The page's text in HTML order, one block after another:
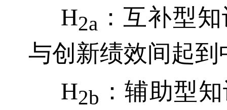
H2a ：互补型
与创新绩效间起到
H2b ：辅助型